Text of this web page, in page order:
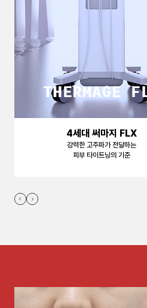
홍대점
4세대 써마지 FLX
강력한 고주파가 전달하는
피부 타이트닝의 기준